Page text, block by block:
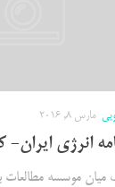
مارس 8, 2016
انرژی ایران-
موسسه مطالعات